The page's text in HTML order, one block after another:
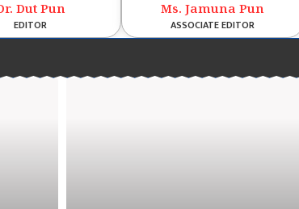
Dut Pun
EDITOR
Ms. Jamuna Pun
ASSOCIATE EDITOR